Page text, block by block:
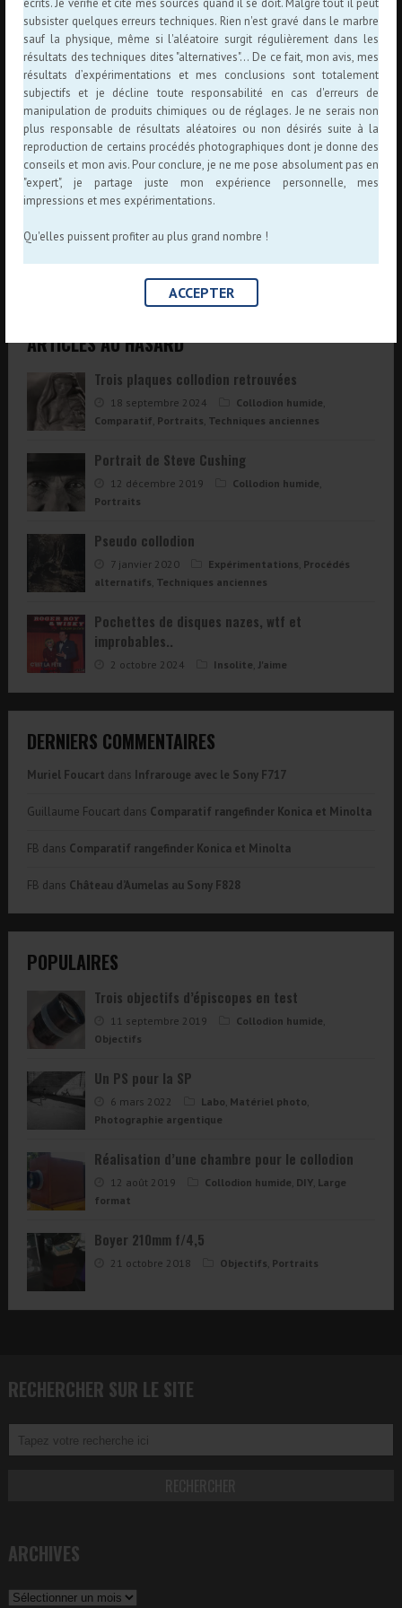
écrits. Je vérifie et cite mes sources quand il se doit. Malgré tout il peut
subsister quelques erreurs techniques. Rien n'est gravé dans le marbre
sauf la physique, même si l'aléatoire surgit régulièrement dans les
résultats des techniques dites "alternatives"... De ce fait, mon avis, mes
résultats d’expérimentations et mes conclusions sont totalement
subjectifs et je décline toute responsabilité en cas d'erreurs de
manipulation de produits chimiques ou de réglages. Je ne serais non
plus responsable de résultats aléatoires ou non désirés suite à la
reproduction de certains procédés photographiques dont je donne des
conseils et mon avis. Pour conclure, je ne me pose absolument pas en
"expert", je partage juste mon expérience personnelle, mes
impressions et mes expérimentations.
Qu'elles puissent profiter au plus grand nombre !
ACCEPTER
GALERIE COLLODION HUMIDE
ARTICLES AU HASARD
Trois plaques collodion retrouvées
18 septembre 2024 Collodion humide
Comparatif Portraits Techniques anciennes
Portrait de Steve Cushing
12 décembre 2019 Collodion humide
Portraits
Pseudo collodion
7 janvier 2020 Expérimentations Procédés
alternatifs Techniques anciennes
Pochettes de disques nazes, wtf et
improbables..
2 octobre 2024 Insolite J'aime
DERNIERS COMMENTAIRES
Muriel Foucart dans Infrarouge avec le Sony F717
Guillaume Foucartdans Comparatif rangefinder Konica et Minolta
FB dans Comparatif rangefinder Konica et Minolta
FB dans Château d’Aumelas au Sony F828
POPULAIRES
Trois objectifs d’épiscopes en test
11 septembre 2019 Collodion humide
Objectifs
Un PS pour la SP
6 mars 2022 Labo Matériel photo
Photographie argentique
Réalisation d’une chambre pour le collodion
12 août 2019 Collodion humide DIY, Large
format
Boyer 210mm f/4,5
21 octobre 2018 Objectifs Portraits
RECHERCHER SUR LE SITE
ARCHIVES
Archives